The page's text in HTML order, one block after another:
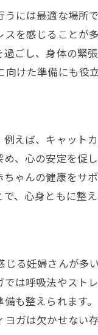
安心感
ン
ート
技法
ケア
には最適な場所
を感じることが
ごし、身体の緊
けた準備にも役
えば、キャット
、心の安定を促
ゃんの健康をサ
、心身ともに整
る妊婦さんが多
は呼吸法やスト
も整えられます
ガは欠かせない